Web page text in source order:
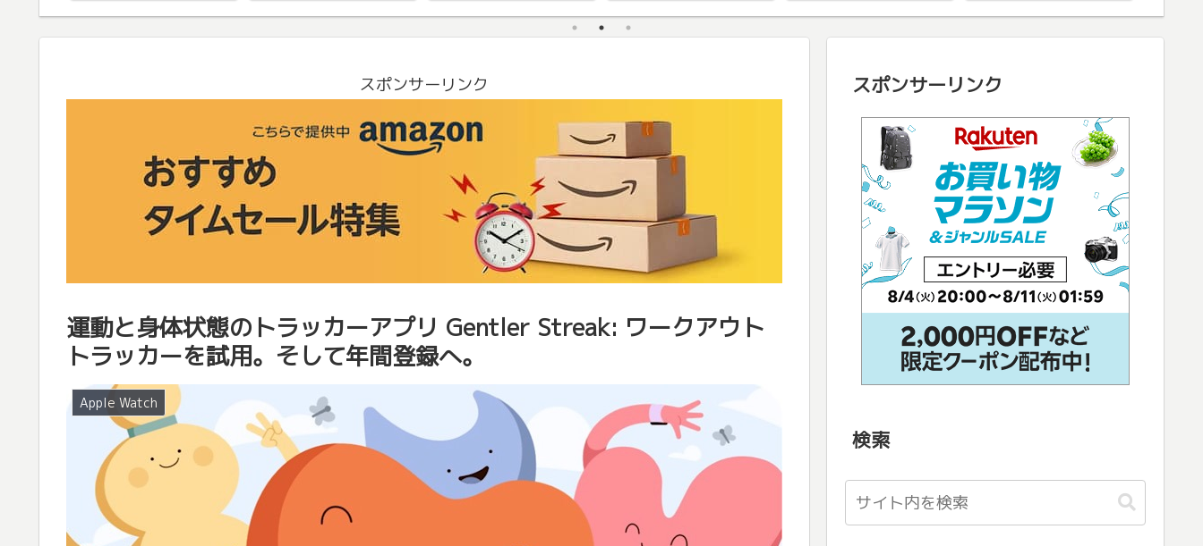
ょう。
スポンサーリンク
運動と身体状態のトラッカーアプリ Gentler Streak: ワークアウト
トラッカーを試用。そして年間登録へ。
Apple Watch
スポンサーリンク
検索